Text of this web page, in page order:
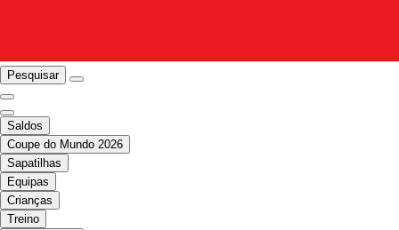
Pesquisar
Saldos
Coupe do Mundo 2026
Sapatilhas
Equipas
Crianças
Treino